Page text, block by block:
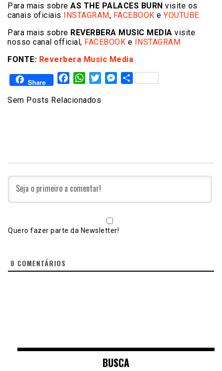
Para mais sobre AS THE PALACES BURN visite os
canais oficiais INSTAGRAM, FACEBOOK e YOUTUBE.
Para mais sobre REVERBERA MUSIC MEDIA visite
nosso canal official, FACEBOOK e INSTAGRAM
FONTE: Reverbera Music Media
Share FacebookWhatsAppTwitterMessenger
Share
Sem Posts Relacionados
Quero fazer parte da Newsletter!
0 COMENTÁRIOS
BUSCA